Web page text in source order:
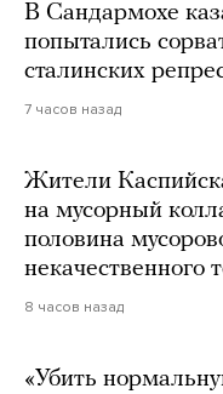
В Сандармохе
попытались
сталинских
7 часов назад
Жители
на мусорный
половина
некачественного
8 часов назад
«Убить